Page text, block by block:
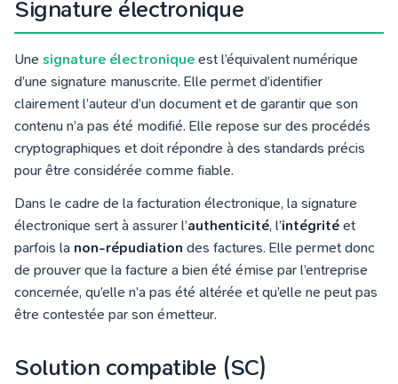
Signature électronique
Une signature électronique est l’équivalent numérique
d’une signature manuscrite. Elle permet d’identifier
clairement l’auteur d’un document et de garantir que son
contenu n’a pas été modifié. Elle repose sur des procédés
cryptographiques et doit répondre à des standards précis
pour être considérée comme fiable.
Dans le cadre de la facturation électronique, la signature
électronique sert à assurer l’authenticité, l’intégrité et
parfois la non-répudiation des factures. Elle permet donc
de prouver que la facture a bien été émise par l’entreprise
concernée, qu’elle n’a pas été altérée et qu’elle ne peut pas
être contestée par son émetteur.
Solution compatible (SC)